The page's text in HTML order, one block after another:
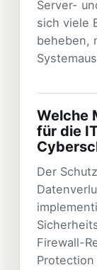
Server-
sich viele
beheben,
Welche
für die
Der
Firewall-